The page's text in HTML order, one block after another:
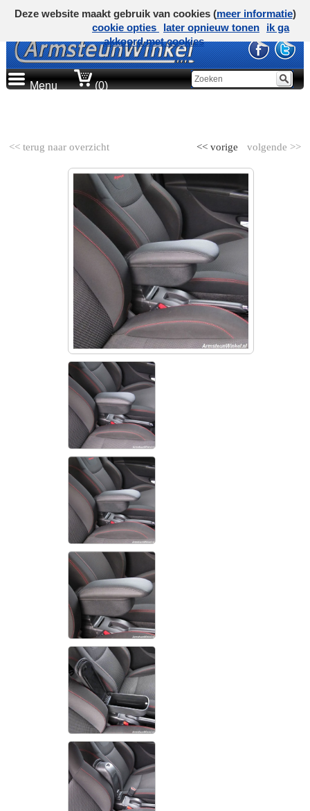
Menu (0)
<< terug naar overzicht volgende >>
<< vorige
Deze website maakt gebruik van cookies (meer informatie)
cookie opties
later opnieuw tonen
ik ga
akkoord met cookies